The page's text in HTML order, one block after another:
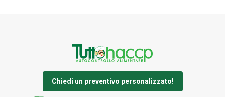
Chiedi un preventivo personalizzato!